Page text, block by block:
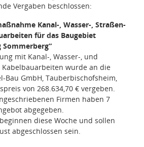
Vergaben beschlossen:
Kanal-, Wasser-, Straßen-
für das Baugebiet
Sommerberg“
mit Kanal-, Wasser-, und
wurde an die
Bau GmbH, Tauberbischofsheim,
von 268.634,70 € vergeben.
Firmen haben 7
abgegeben.
diese Woche und sollen
abgeschlossen sein.